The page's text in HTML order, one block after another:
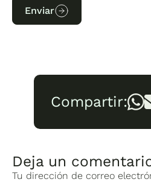
Enviar
Compartir:
Deja un
Tu dirección de correo